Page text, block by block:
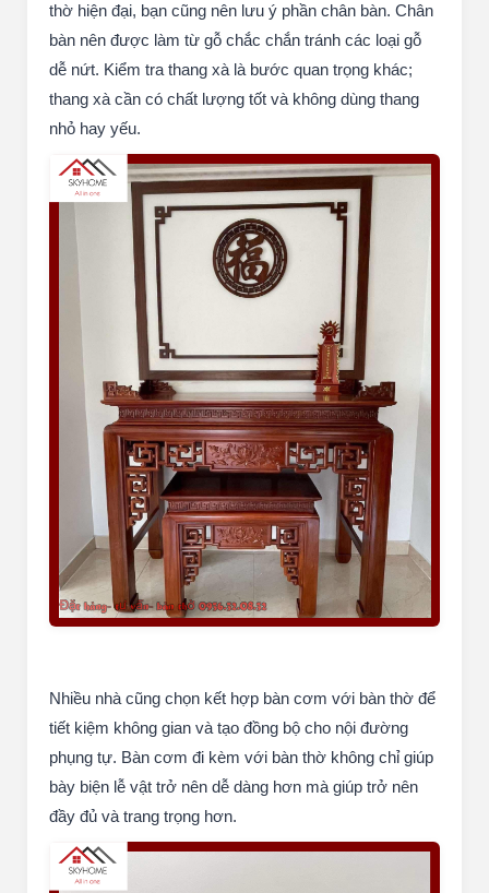
thờ hiện đại, bạn cũng nên lưu ý phần chân bàn. Chân
bàn nên được làm từ gỗ chắc chắn tránh các loại gỗ
dễ nứt. Kiểm tra thang xà là bước quan trọng khác;
thang xà cần có chất lượng tốt và không dùng thang
nhỏ hay yếu.
Nhiều nhà cũng chọn kết hợp bàn cơm với bàn thờ để
tiết kiệm không gian và tạo đồng bộ cho nội đường
phụng tự. Bàn cơm đi kèm với bàn thờ không chỉ giúp
bày biện lễ vật trở nên dễ dàng hơn mà giúp trở nên
đầy đủ và trang trọng hơn.